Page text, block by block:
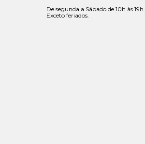
De segunda a Sábado de 10h às 19h.
Exceto feriados.